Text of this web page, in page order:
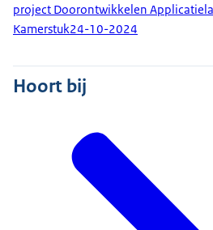
project Doorontwikkelen
Kamerstuk24-10-2024
Hoort bij